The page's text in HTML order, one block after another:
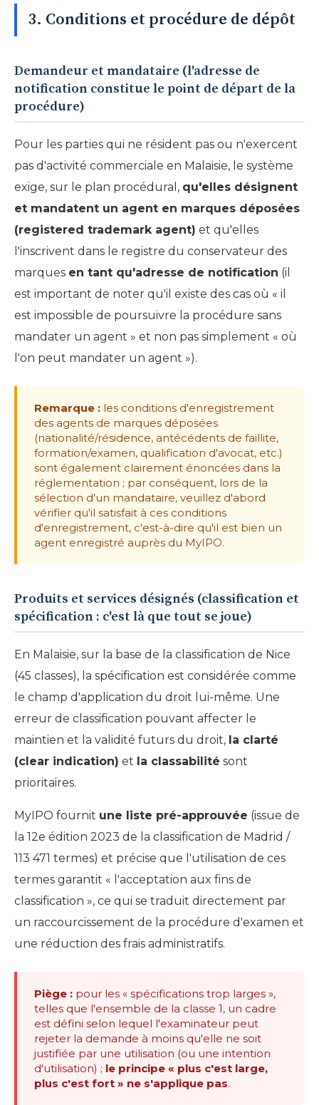
3. Conditions et procédure de dépôt
Demandeur et mandataire (l'adresse de
notification constitue le point de départ de la
procédure)
Pour les parties qui ne résident pas ou n'exercent
pas d'activité commerciale en Malaisie, le système
exige, sur le plan procédural, qu'elles désignent
et mandatent un agent en marques déposées
(registered trademark agent) et qu'elles
l'inscrivent dans le registre du conservateur des
marques en tant qu'adresse de notification (il
est important de noter qu'il existe des cas où « il
est impossible de poursuivre la procédure sans
mandater un agent » et non pas simplement « où
l'on peut mandater un agent »).
Remarque : les conditions d'enregistrement
des agents de marques déposées
(nationalité/résidence, antécédents de faillite,
formation/examen, qualification d'avocat, etc.)
sont également clairement énoncées dans la
réglementation ; par conséquent, lors de la
sélection d'un mandataire, veuillez d'abord
vérifier qu'il satisfait à ces conditions
d'enregistrement, c'est-à-dire qu'il est bien un
agent enregistré auprès du MyIPO.
Produits et services désignés (classification et
spécification : c'est là que tout se joue)
En Malaisie, sur la base de la classification de Nice
(45 classes), la spécification est considérée comme
le champ d'application du droit lui-même. Une
erreur de classification pouvant affecter le
maintien et la validité futurs du droit, la clarté
(clear indication) et la classabilité sont
prioritaires.
MyIPO fournit une liste pré-approuvée (issue de
la 12e édition 2023 de la classification de Madrid /
113 471 termes) et précise que l'utilisation de ces
termes garantit « l'acceptation aux fins de
classification », ce qui se traduit directement par
un raccourcissement de la procédure d'examen et
une réduction des frais administratifs.
Piège : pour les « spécifications trop larges »,
telles que l'ensemble de la classe 1, un cadre
est défini selon lequel l'examinateur peut
rejeter la demande à moins qu'elle ne soit
justifiée par une utilisation (ou une intention
d'utilisation) ; le principe « plus c'est large,
plus c'est fort » ne s'applique pas.